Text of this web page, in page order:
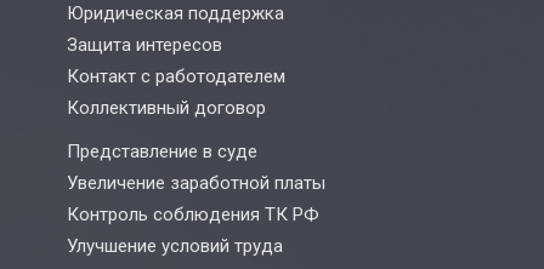
Юридическая поддержка
Защита интересов
Контакт с работодателем
Коллективный договор
Представление в суде
Увеличение заработной платы
Контроль соблюдения ТК РФ
Улучшение условий труда